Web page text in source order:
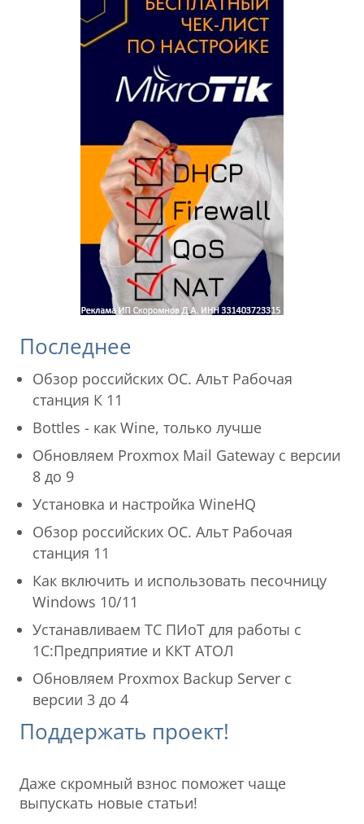
Последнее
Обзор российских ОС. Альт Рабочая
станция К 11
Bottles - как Wine, только лучше
Обновляем Proxmox Mail Gateway с версии
8 до 9
Установка и настройка WineHQ
Обзор российских ОС. Альт Рабочая
станция 11
Как включить и использовать песочницу
Windows 10/11
Устанавливаем ТС ПИоТ для работы с
1С:Предприятие и ККТ АТОЛ
Обновляем Proxmox Backup Server с
версии 3 до 4
Поддержать проект!
Даже скромный взнос поможет чаще
выпускать новые статьи!